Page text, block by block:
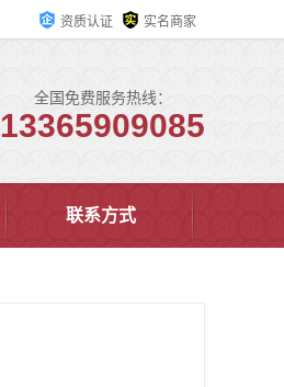
资质认证 实名商家
全国免费服务热线：
13365909085
联系方式